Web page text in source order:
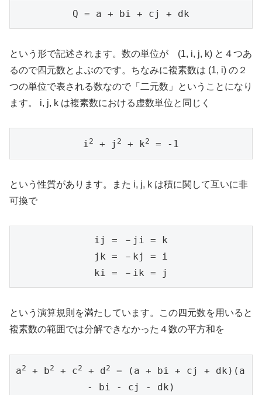
Q = a + bi + cj + dk
という形で記述されます。数の単位が (1, i, j, k) と４つあ
るので四元数とよぶのです。ちなみに複素数は (1, i) の２
つの単位で表される数なので「二元数」ということになり
ます。 i, j, k は複素数における虚数単位と同じく
i2 + j 2 + k2 = -1
という性質があります。また i, j, k は積に関して互いに非
可換で
ij = －ji = k
jk = －kj = i
ki = －ik = j
という演算規則を満たしています。この四元数を用いると
複素数の範囲では分解できなかった４数の平方和を
a2 + b2 + c2 + d 2
= (a + bi + cj + dk)(a
- bi - cj - dk)